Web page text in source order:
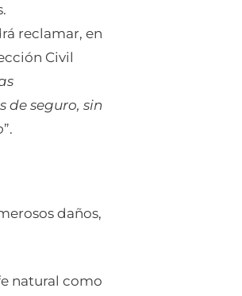
reclamar, en
Civil
de seguro, sin
”.
daños,
natural como